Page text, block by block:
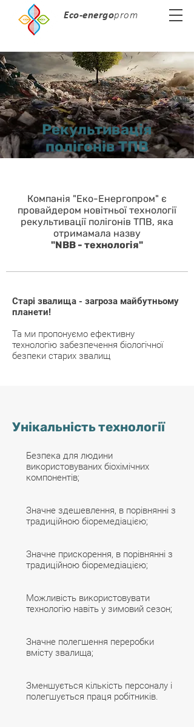
Eco-energoprom
Рекультивація
полігонів ТПВ
Компанія "Еко-Енергопром" є
провайдером новітньої технології
рекультивації полігонів ТПВ, яка
отримамала назву
"NBB - технологія"
Старі звалища - загроза майбутньому
планети!
Та ми пропонуємо ефективну
технологію забезпечення біологічної
безпеки старих звалищ
Унікальність технології
Безпека для людини
використовуваних біохімічних
компонентів;
Значне здешевлення, в порівнянні з
традиційною біоремедіацією;
Значне прискорення, в порівнянні з
традиційною біоремедіацією;
Можливість використовувати
технологію навіть у зимовий сезон;
Значне полегшення переробки
вмісту звалища;
Зменшується кількість персоналу і
полегшується праця робітників.